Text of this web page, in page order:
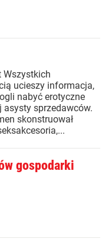
Wszystkich
ucieszy informacja,
nabyć erotyczne
asysty sprzedawców.
skonstruował
gospodarki